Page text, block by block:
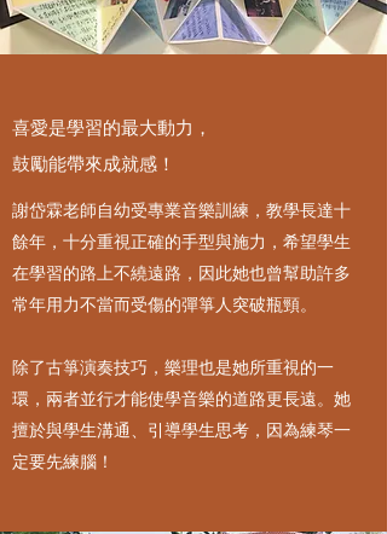
喜愛是學習的最大動力，
鼓勵能帶來成就感！
謝岱霖老師自幼受專業音樂訓練，教學長達十
餘年，十分重視正確的手型與施力，希望學生
在學習的路上不繞遠路，因此她也曾幫助許多
常年用力不當而受傷的彈箏人突破瓶頸。
除了古箏演奏技巧，樂理也是她所重視的一
環，兩者並行才能使學音樂的道路更長遠。她
擅於與學生溝通、引導學生思考，因為練琴一
定要先練腦！